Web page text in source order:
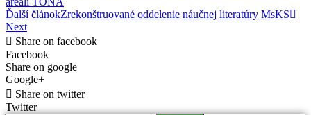
Ďalší článokZrekonštruované oddelenie náučnej literatúry MsKS
Next
Share on facebook
Facebook
Share on google
Google+
Share on twitter
Twitter